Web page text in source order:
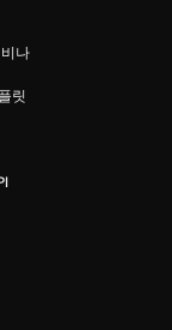
나
릿